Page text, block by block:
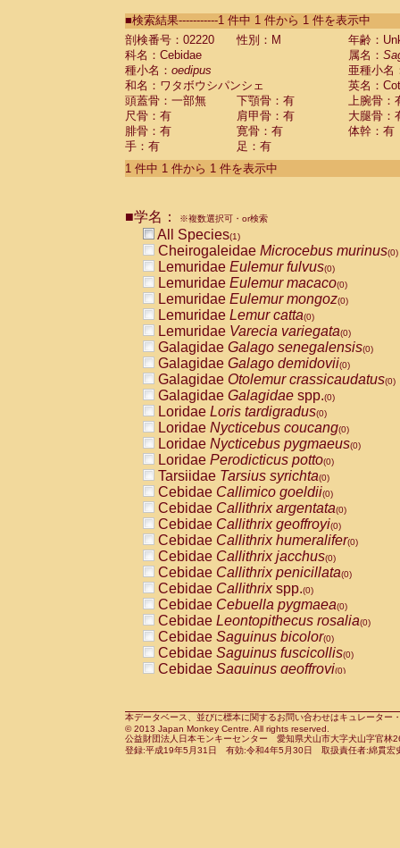
CebidaeSaguinus labiatus(0)
Cebidae Saguinus leucopus (0)
Cebidae
Cebidae
CebidaeSaguinus nigricollis (0)
Cebidae Saguinus oedipus
Cebidae Saguinus weddelli
Cebidae Saguinusspp.
Cebidae Aotus trivirgatus
Cebidae Cebus albifrons
CebidaeCebus nigrivittatus
CebidaeCebus
CebidaeSaimiri boliviensis(0)
CebidaeSaimiri sciureus(0)
AtelidaeAlouatta caraya(0)
AtelidaeAlouatta fusca(0)
AtelidaeAlouatta seniculus
AtelidaeAlouattaspp.(0)
AtelidaeAteles belzebuth(0)
AtelidaeAteles geoffroyi(0)
AtelidaeAteles paniscus(0)
AtelidaeAtelesspp.(0)
Atelidae Lagothrix lagothricha
AtelidaeLagothrix lagothricha cana
PitheciidaeCacajao calvus
PitheciidaeCallicebus cupreus
PitheciidaeCallicebus donacophilus
PitheciidaeCallicebus moloch
PitheciidaeCallicebus torquatus
PitheciidaeCallicebusspp.(0)
PitheciidaeChiropotes satanas(0)
PitheciidaePithecia monachus
PitheciidaePithecia pithecia(0)
CercopithecidaeCercocebus agilis
CercopithecidaeCercocebus
CercopithecidaeCercocebus
CercopithecidaeCercocebus
CercopithecidaeCercocebus
CercopithecidaeCercocebushybrid
CercopithecidaePapio anubis(0)
CercopithecidaePapio cynocephalus
CercopithecidaePapio hamadryas(0)
■検索結果-----------1 件中 1 件から 1 件を表示中
剖検番号：02220
性別：M
年齢：
科名：Cebidae
属名：
種小名： oedipus
亜種小名
和名：ワタボウシパンシェ
英名：
頭蓋骨：一部無
下顎骨：有
上腕骨：
尺骨：有
肩甲骨：有
大腿骨：
腓骨：有
寛骨：有
体幹：有
手：有
足：有
1 件中 1 件から 1 件を表示中
■学名： ※複数選択可・or検索
All Species(1)
Cheirogaleidae Microcebus murinus(0)
Lemuridae Eulemur fulvus(0)
Lemuridae Eulemur macaco(0)
Lemuridae Eulemur mongoz(0)
Lemuridae Lemur catta(0)
Lemuridae Varecia variegata(0)
Galagidae Galago senegalensis(0)
Galagidae Galago demidovii(0)
Galagidae Otolemur crassicaudatus(0)
Galagidae Galagidae spp.(0)
Loridae Loris tardigradus(0)
Loridae Nycticebus coucang(0)
Loridae Nycticebus pygmaeus(0)
Loridae Perodicticus potto(0)
Tarsiidae Tarsius syrichta(0)
Cebidae Callimico goeldii(0)
Cebidae Callithrix argentata(0)
Cebidae Callithrix geoffroyi(0)
Cebidae Callithrix humeralifer(0)
Cebidae Callithrix jacchus(0)
Cebidae Callithrix penicillata(0)
Cebidae Callithrixspp.(0)
Cebidae Cebuella pygmaea(0)
Cebidae Leontopithecus rosalia(0)
Cebidae Saguinus bicolor(0)
Cebidae Saguinus fuscicollis(0)
Cebidae Saguinus geoffroyi(0)
CebidaeSaguinus leucopus(0)
CebidaeSaguinus midas(0)
Cebidae Saguinus mystax(0)
本データベース、並びに標本に関するお問い合わせはキュレータ
© 2013 Japan Monkey Centre. All rights reserved.
公益財団法人日本モンキーセンター 愛知県犬山市大字犬山字官
登録:平成19年5月31日 有効:令和4年5月30日 取扱責任者:綿貫宏